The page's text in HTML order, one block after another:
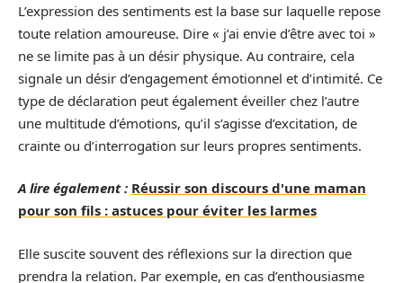
L’expression des sentiments est la base sur laquelle repose
toute relation amoureuse. Dire « j’ai envie d’être avec toi »
ne se limite pas à un désir physique. Au contraire, cela
signale un désir d’engagement émotionnel et d’intimité. Ce
type de déclaration peut également éveiller chez l’autre
une multitude d’émotions, qu’il s’agisse d’excitation, de
crainte ou d’interrogation sur leurs propres sentiments.
A lire également : Réussir son discours d'une maman
pour son fils : astuces pour éviter les larmes
Elle suscite souvent des réflexions sur la direction que
prendra la relation. Par exemple, en cas d’enthousiasme